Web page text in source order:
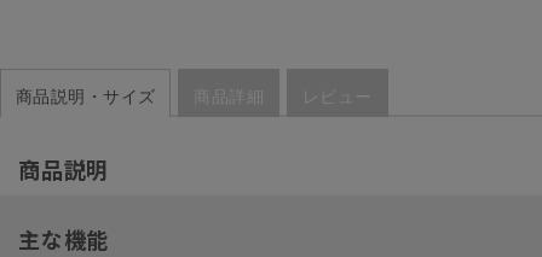
商品説明・サイズ 商品詳細 レビュー
商品説明
主な機能